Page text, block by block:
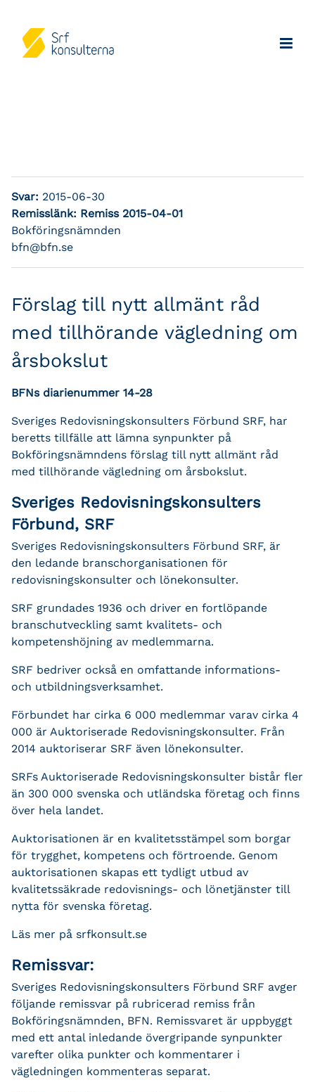
Svar: 2015-06-30
Remisslänk: Remiss 2015-04-01
Bokföringsnämnden
bfn@bfn.se
Förslag till nytt allmänt råd
med tillhörande vägledning om
årsbokslut
BFNs diarienummer 14-28
Sveriges Redovisningskonsulters Förbund SRF, har
beretts tillfälle att lämna synpunkter på
Bokföringsnämndens förslag till nytt allmänt råd
med tillhörande vägledning om årsbokslut.
Sveriges Redovisningskonsulters
Förbund, SRF
Sveriges Redovisningskonsulters Förbund SRF, är
den ledande branschorganisationen för
redovisningskonsulter och lönekonsulter.
SRF grundades 1936 och driver en fortlöpande
branschutveckling samt kvalitets- och
kompetenshöjning av medlemmarna.
SRF bedriver också en omfattande informations-
och utbildningsverksamhet.
Förbundet har cirka 6 000 medlemmar varav cirka 4
000 är Auktoriserade Redovisningskonsulter. Från
2014 auktoriserar SRF även lönekonsulter.
SRFs Auktoriserade Redovisningskonsulter bistår fler
än 300 000 svenska och utländska företag och finns
över hela landet.
Auktorisationen är en kvalitetsstämpel som borgar
för trygghet, kompetens och förtroende. Genom
auktorisationen skapas ett tydligt utbud av
kvalitetssäkrade redovisnings- och lönetjänster till
nytta för svenska företag.
Läs mer på srfkonsult.se
Remissvar:
Sveriges Redovisningskonsulters Förbund SRF avger
följande remissvar på rubricerad remiss från
Bokföringsnämnden, BFN. Remissvaret är uppbyggt
med ett antal inledande övergripande synpunkter
varefter olika punkter och kommentarer i
vägledningen kommenteras separat.